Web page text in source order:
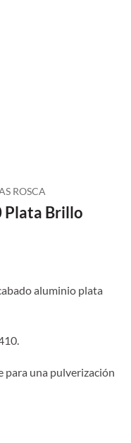
ROSCA
Brillo
aluminio plata
para una pulverización